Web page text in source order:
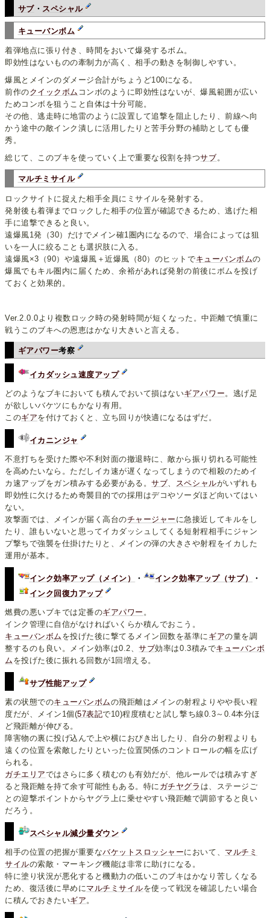
サブ・ スペシャル
キューバンボム
着弾地点に張り付き、時間をおいて爆発するボム。
即効性はないものの牽制力が高く、相手の動きを制御しやすい。
爆風とメインのダメージ合計がちょうど100になる。
前作のクイックボム コンボのように即効性はないが、爆風範囲が広い
ためコンボを狙うこと自体は十分可能。
その他、逃走時に地雷のように設置して追撃を阻止したり、前線へ向
かう途中の敵インク潰しに活用したりと苦手分野の補助としても優
秀。
総じて、このブキを使っていく上で重要な役割を持つサブ。
マルチミサイル
ロックサイトに捉えた相手全員にミサイルを発射する。
発射後も着弾までロックした相手の位置が確認できるため、逃げた相
手に追撃できると良い。
遠爆風1発（30）だけでメイン確1圏内になるので、場合によっては狙
いを一人に絞ることも選択肢に入る。
遠爆風×3（90）や遠爆風＋近爆風（80）のヒットでキューバンボムの
爆風でもキル圏内に届くため、余裕があれば発射の前後にボムを投げ
ておくと効果的。
Ver.2.0.0より複数ロック時の発射時間が短くなった。中距離で慎重に
戦うこのブキへの恩恵はかなり大きいと言える。
ギアパワー考察
イカダッシュ速度アップ
どのようなブキにおいても積んでおいて損はないギアパワー 。逃げ足
が欲しいバケツにもかなり有用。
このギアを付けておくと、立ち回りが快適になるはずだ。
イカニンジャ
不意打ちを受けた際や不利対面の撤退時に、敵から振り切れる可能性
を高めたいなら。ただしイカ速が遅くなってしまうので相殺のためイ
カ速アップをガン積みする必要がある。サブ、 スペシャルがいずれも
即効性に欠けるため奇襲目的での採用はデコやソーダほど向いてはい
ない。
攻撃面では、メインが届く高台のチャージャー に急接近してキルをし
たり、誰もいないと思ってイカダッシュしてくる短射程相手にジャン
プ撃ちで強襲を仕掛けたりと、メインの弾の大きさや射程をイカした
運用が基本。
インク効率アップ（メイン） ・ インク効率アップ（サブ）
・
インク回復力アップ
燃費の悪いブキでは定番のギアパワー 。
インク管理に自信がなければいくらか積んでおこう。
キューバンボム を投げた後に撃てるメイン回数を基準に ギアの量を調
整するのも良い。メイン効率は0.2、サブ効率は0.3積みでキューバンボ
ム を投げた後に振れる回数が1回増える。
サブ性能アップ
素の状態でのキューバンボムの飛距離はメインの射程よりやや長い程
度だが、メイン1個(57表記で10)程度積むと試し撃ち線0.3～0.4本分ほ
ど飛距離が伸びる。
障害物の裏に投げ込んで上や横におびき出したり、自分の射程よりも
遠くの位置を索敵したりといった位置関係のコントロールの幅を広げ
られる。
ガチエリアではさらに多く積むのも有効だが、他ルールでは積みすぎ
ると飛距離を持て余す可能性もある。特に ガチヤグラ は、ステージご
との迎撃ポイントからヤグラ上に乗せやすい飛距離で調節すると良い
だろう。
スペシャル減少量ダウン
相手の位置の把握が重要なバケットスロッシャーにおいて、 マルチミ
サイルの索敵・マーキング機能は非常に助けになる。
特に塗り状況が悪化すると機動力の低いこのブキはかなり苦しくなる
ため、復活後に早めにマルチミサイルを使って戦況を確認したい場合
に積んでおきたいギア。